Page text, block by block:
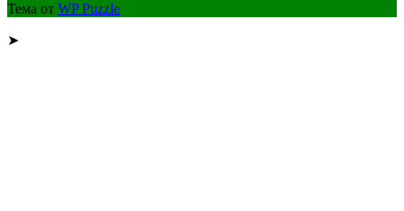
Тема от WP Puzzle
➤